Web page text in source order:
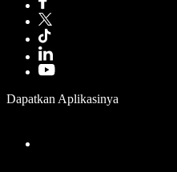
Dapatkan Aplikasinya